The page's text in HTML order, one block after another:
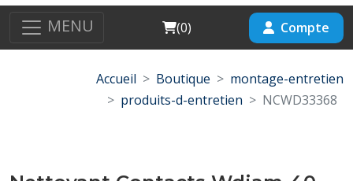
MENU Cart
(0) Compte
Accueil Boutique
montage-entretien
produits-d-entretien
NCWD33368